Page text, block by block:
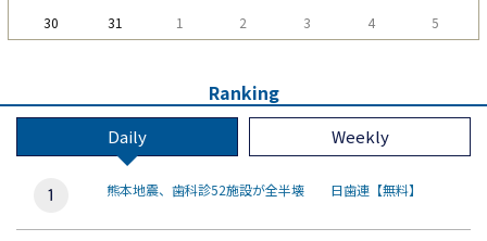
30
31 1 2 3 4 5
Ranking
Daily Weekly
熊本地震、歯科診52施設が全半壊 日歯連【無料】